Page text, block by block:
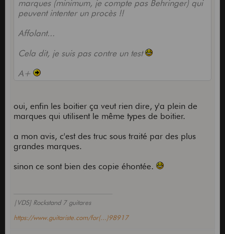
marques (minimum, je compte pas Behringer) qui
peuvent intenter un procès !!
Affolant...
Cela dit, je suis pas contre un test
A+
oui, enfin les boitier ça veut rien dire, y'a plein de
marques qui utilisent le même types de boitier.
a mon avis, c'est des truc sous traité par des plus
grandes marques.
sinon ce sont bien des copie éhontée.
|VDS] Rockstand 7 guitares
https://www.guitariste.com/for(...)98917